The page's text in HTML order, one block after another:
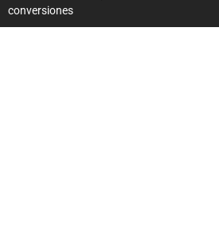
conversiones